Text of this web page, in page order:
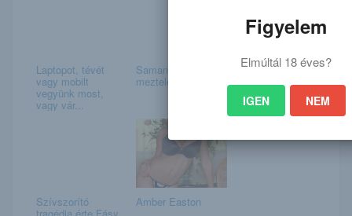
Laptopot, tévét
vagy mobilt
vegyünk most,
vagy vár...
Samantha
meztelenül stoppol
Szívszorító Amber Easton
Figyelem
Elmúltál 18 éves?
IGEN NEM